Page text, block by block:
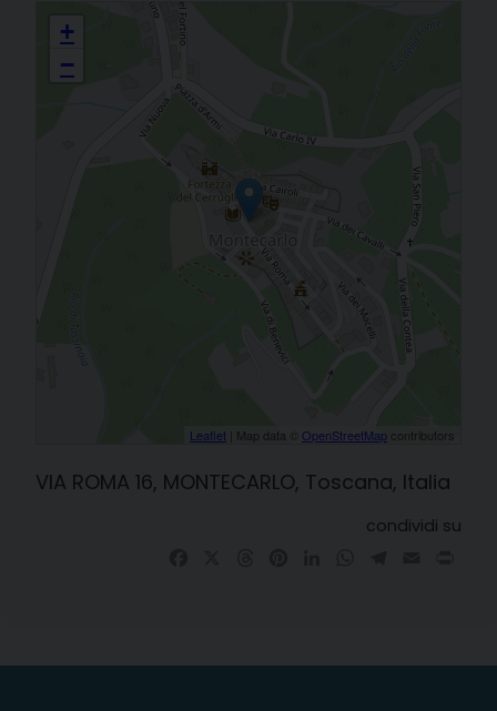
S. PIETRO IN CAMPO E S. ANDREA APOSTOLO Montecarlo
+
−
Leaflet | Map data © OpenStreetMap contributors
VIA ROMA 16, MONTECARLO, Toscana, Italia
condividi su